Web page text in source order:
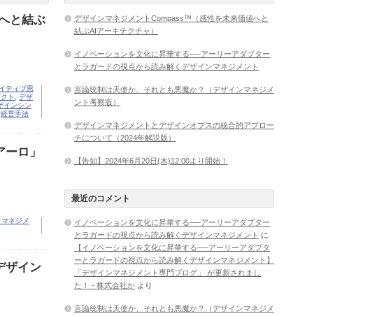
と結ぶ
ティブ思
ト
デザ
インシン
経営手法
ロ」
ネジメ
ザイン
デザインマネジメントCompass™（感性を未来価値へと
結ぶAIアーキテクチャ）
イノベーションを文化に昇華する──アーリーアダプター
とラガードの視点から読み解くデザインマネジメント
言論統制は天使か、それとも悪魔か？（デザインマネジメ
ント考察版）
デザインマネジメントとデザインオプスの統合的アプロー
チについて（2024年解説版）
【告知】2024年6月20日(木)12:00より開始！
最近のコメント
イノベーションを文化に昇華する──アーリーアダプター
とラガードの視点から読み解くデザインマネジメント に
【イノベーションを文化に昇華する──アーリーアダプタ
ーとラガードの視点から読み解くデザインマネジメント】
「デザインマネジメント専門ブログ」 が更新されまし
た！ - 株式会社か より
言論統制は天使か、それとも悪魔か？（デザインマネジメ